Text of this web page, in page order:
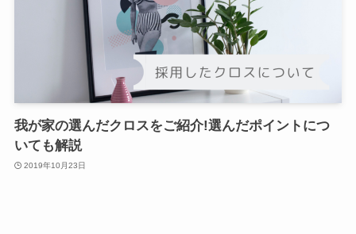
我が家の選んだクロスをご紹介!選んだポイントにつ
いても解説
2019年10月23日